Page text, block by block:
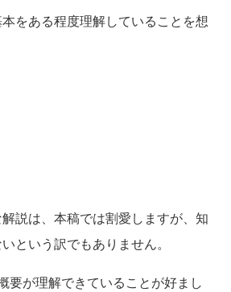
をある程度理解していることを想
説は、本稿では割愛しますが、知
という訳でもありません。
要が理解できていることが好まし